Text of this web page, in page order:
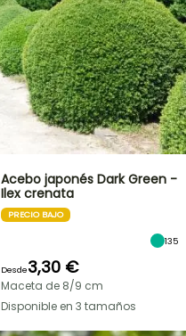
Acebo japonés Dark Green -
Ilex crenata
PRECIO BAJO
135
Desde3,30 €
Maceta de 8/9 cm
Disponible en 3 tamaños